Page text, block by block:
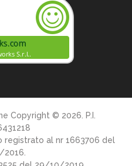
Copyright © 2026. P.I.
registrato al nr 1663706 del